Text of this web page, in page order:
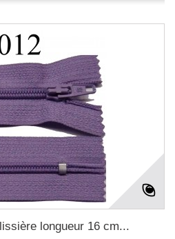
longueur 16 cm...